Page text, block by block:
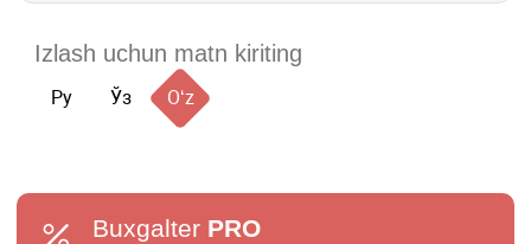
Ру Ўз Oʻz
Buxgalter PRO